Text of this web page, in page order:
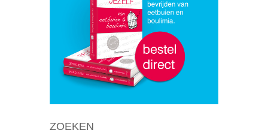
ZOEKEN